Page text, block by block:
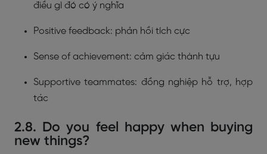
điều gì đó có ý nghĩa
Positive feedback: phản hồi tích cực
Sense of achievement: cảm giác thành tựu
Supportive teammates: đồng nghiệp hỗ trợ, hợp
tác
2.8. Do you feel happy when buying
new things?